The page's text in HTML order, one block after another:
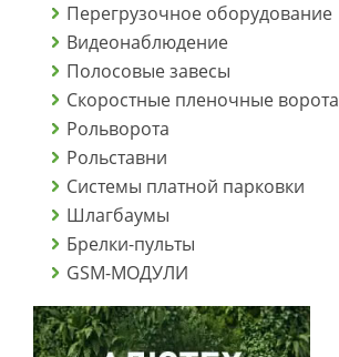
Перегрузочное оборудование
Видеонаблюдение
Полосовые завесы
Скоростные пленочные ворота
Рольворота
Рольставни
Системы платной парковки
Шлагбаумы
Брелки-пульты
GSM-МОДУЛИ